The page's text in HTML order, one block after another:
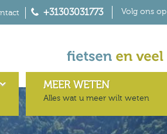
+31303031773 Volg ons op
MEER WETEN
Alles wat u meer wilt weten